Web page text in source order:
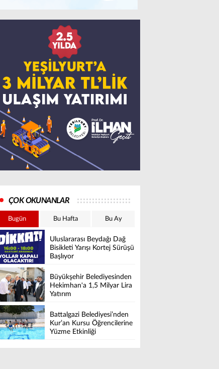
ÇOK OKUNANLAR
Bugün Bu Hafta Bu Ay
Uluslararası Beydağı Dağ
Bisikleti Yarışı Kortej Sürüşü
Başlıyor
Büyükşehir Belediyesinden
Hekimhan'a 1,5 Milyar Lira
Yatırım
Battalgazi Belediyesi’nden
Kur’an Kursu Öğrencilerine
Yüzme Etkinliği